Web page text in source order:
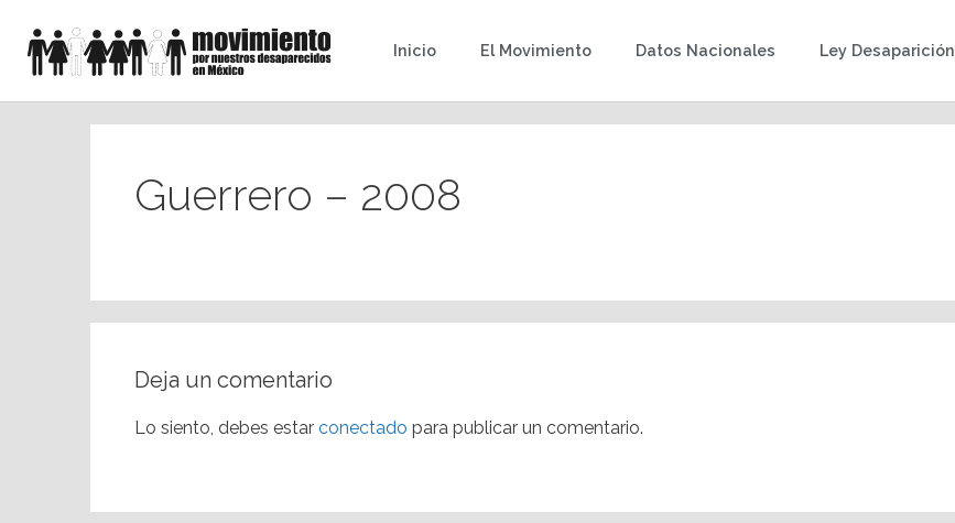
Inicio El Movimiento Datos Nacionales Ley Desaparición
Guerrero – 2008
Deja un comentario
Lo siento, debes estar conectado para publicar un comentario.